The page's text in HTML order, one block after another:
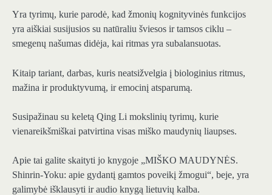
Yra tyrimų, kurie parodė, kad žmonių kognityvinės funkcijos
yra aiškiai susijusios su natūraliu šviesos ir tamsos ciklu –
smegenų našumas didėja, kai ritmas yra subalansuotas.
Kitaip tariant, darbas, kuris neatsižvelgia į biologinius ritmus,
mažina ir produktyvumą, ir emocinį atsparumą.
Susipažinau su keletą Qing Li mokslinių tyrimų, kurie
vienareikšmiškai patvirtina visas miško maudynių liaupses.
Apie tai galite skaityti jo knygoje „MIŠKO MAUDYNĖS.
Shinrin-Yoku: apie gydantį gamtos poveikį žmogui“, beje, yra
galimybė išklausyti ir audio knygą lietuvių kalba.